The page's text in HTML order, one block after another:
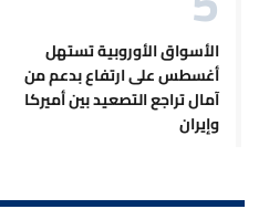
الأسواق الأوروبية تستهل
أغسطس على ارتفاع بدعم من
آمال تراجع التصعيد بين أميركا
وإيران